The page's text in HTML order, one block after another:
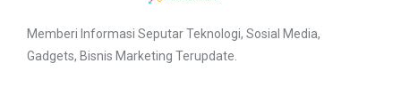
Memberi Informasi Seputar Teknologi, Sosial Media,
Gadgets, Bisnis Marketing Terupdate.